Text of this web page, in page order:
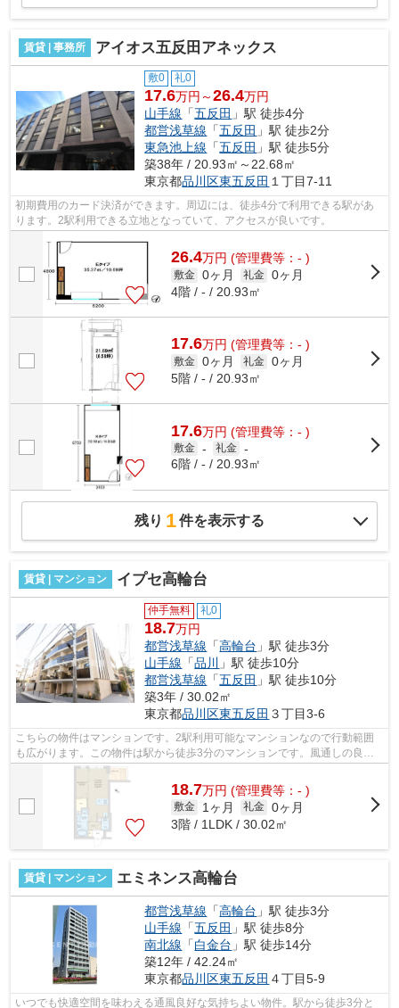
賃貸 | 事務所 アイオス五反田アネックス
敷0 礼0
17.6万円～26.4万円
山手線 「五反田 」駅 徒歩4分
都営浅草線 「五反田 」駅 徒歩2分
東急池上線 「五反田 」駅 徒歩5分
築38年 / 20.93㎡～22.68㎡
東京都品川区東五反田 １丁目7-11
初期費用のカード決済ができます。周辺には、徒歩4分で利用できる駅があ
ります。2駅利用できる立地となっていて、アクセスが良いです。
26.4万円 (管理費等：- )
敷金 0ヶ月 礼金 0ヶ月
4階 / - / 20.93㎡
17.6万円 (管理費等：- )
敷金 0ヶ月 礼金 0ヶ月
5階 / - / 20.93㎡
17.6万円 (管理費等：- )
敷金 - 礼金 -
6階 / - / 20.93㎡
残り 1件を表示する
賃貸 | マンション イプセ高輪台
仲手無料 礼0
18.7万円
都営浅草線 「高輪台 」駅 徒歩3分
山手線 「品川
」駅 徒歩10分
都営浅草線 「五反田 」駅 徒歩10分
築3年 / 30.02㎡
東京都品川区東五反田 ３丁目3-6
こちらの物件はマンションです。2駅利用可能なマンションなので行動範囲
も広がります。この物件は駅から徒歩3分のマンションです。風通しの良い
マンションは利便性が高く好条件です。...
18.7万円 (管理費等：- )
敷金 1ヶ月 礼金 0ヶ月
3階 / 1LDK / 30.02㎡
賃貸 | マンション エミネンス高輪台
都営浅草線 「高輪台 」駅 徒歩3分
山手線 「五反田 」駅 徒歩8分
南北線 「白金台 」駅 徒歩14分
築12年 / 42.24㎡
東京都品川区東五反田 ４丁目5-9
いつでも快適空間を味わえる通風良好な気持ちよい物件。駅から徒歩3分と